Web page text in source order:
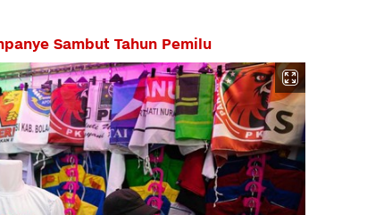
Sambut Tahun Pemilu